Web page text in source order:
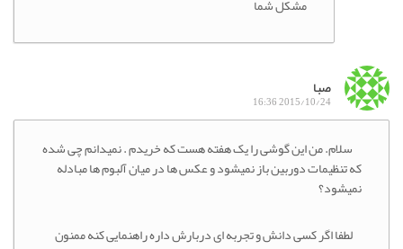
مشکل شما
صبا
2015/10/24 16:36
سلام. من این گوشی را یک هفته هست که خریدم . نمیدانم چی شده
که تنظیمات دوربین باز نمیشود و عکس ها در میان آلبوم ها مبادله
نمیشود؟
لطفا اگر کسی دانش و تجربه ای دربارش داره راهنمایی کنه ممنون